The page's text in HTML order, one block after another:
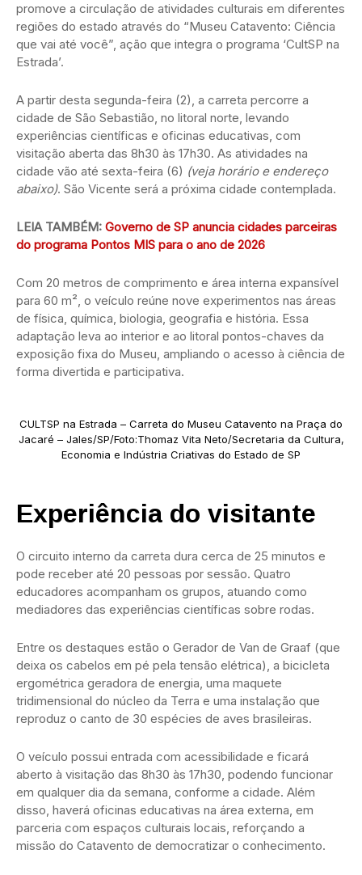
promove a circulação de atividades culturais em diferentes
regiões do estado através do “Museu Catavento: Ciência
que vai até você”, ação que integra o programa ‘CultSP na
Estrada’.
A partir desta segunda-feira (2), a carreta percorre a
cidade de São Sebastião, no litoral norte, levando
experiências científicas e oficinas educativas, com
visitação aberta das 8h30 às 17h30. As atividades na
cidade vão até sexta-feira (6) (veja horário e endereço
abaixo). São Vicente será a próxima cidade contemplada.
LEIA TAMBÉM: Governo de SP anuncia cidades parceiras
do programa Pontos MIS para o ano de 2026
Com 20 metros de comprimento e área interna expansível
para 60 m², o veículo reúne nove experimentos nas áreas
de física, química, biologia, geografia e história. Essa
adaptação leva ao interior e ao litoral pontos-chaves da
exposição fixa do Museu, ampliando o acesso à ciência de
forma divertida e participativa.
CULTSP na Estrada – Carreta do Museu Catavento na Praça do
Jacaré – Jales/SP/Foto:Thomaz Vita Neto/Secretaria da Cultura,
Economia e Indústria Criativas do Estado de SP
Experiência do visitante
O circuito interno da carreta dura cerca de 25 minutos e
pode receber até 20 pessoas por sessão. Quatro
educadores acompanham os grupos, atuando como
mediadores das experiências científicas sobre rodas.
Entre os destaques estão o Gerador de Van de Graaf (que
deixa os cabelos em pé pela tensão elétrica), a bicicleta
ergométrica geradora de energia, uma maquete
tridimensional do núcleo da Terra e uma instalação que
reproduz o canto de 30 espécies de aves brasileiras.
O veículo possui entrada com acessibilidade e ficará
aberto à visitação das 8h30 às 17h30, podendo funcionar
em qualquer dia da semana, conforme a cidade. Além
disso, haverá oficinas educativas na área externa, em
parceria com espaços culturais locais, reforçando a
missão do Catavento de democratizar o conhecimento.